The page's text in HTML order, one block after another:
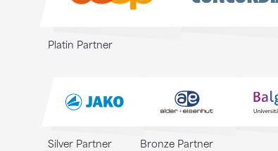
Platin Partner
Silver Partner Bronze Partner